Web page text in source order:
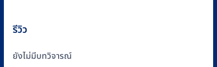
รีวิว
ยังไม่มีบทวิจารณ์